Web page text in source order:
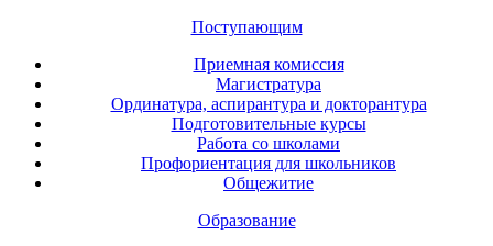
Поступающим
Приемная комиссия
Магистратура
Ординатура, аспирантура и докторантура
Подготовительные курсы
Работа со школами
Профориентация для школьников
Общежитие
Образование